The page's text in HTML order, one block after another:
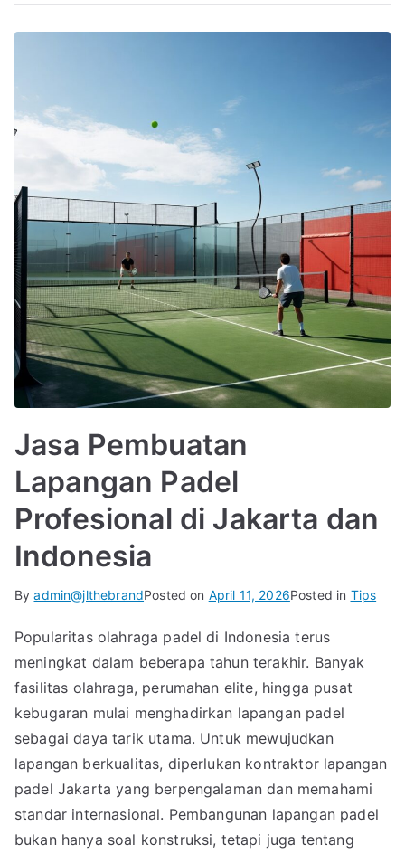
Jasa Pembuatan
Lapangan Padel
Profesional di Jakarta dan
Indonesia
Byadmin@jlthebrandPosted on April 11, 2026Posted in Tips
Popularitas olahraga padel di Indonesia terus
meningkat dalam beberapa tahun terakhir. Banyak
fasilitas olahraga, perumahan elite, hingga pusat
kebugaran mulai menghadirkan lapangan padel
sebagai daya tarik utama. Untuk mewujudkan
lapangan berkualitas, diperlukan kontraktor lapangan
padel Jakarta yang berpengalaman dan memahami
standar internasional. Pembangunan lapangan padel
bukan hanya soal konstruksi, tetapi juga tentang